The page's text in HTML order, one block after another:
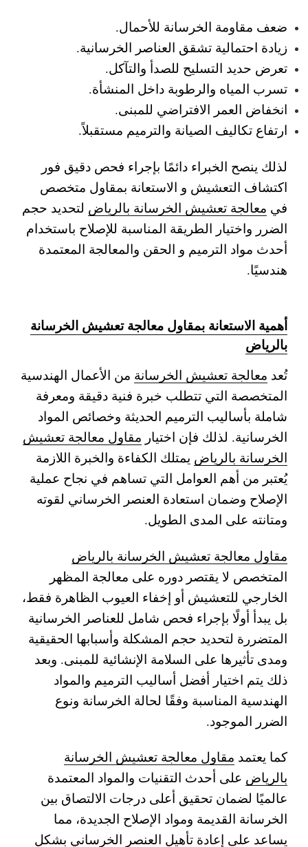
ضعف مقاومة الخرسانة للأحمال.
زيادة احتمالية تشقق العناصر الخرسانية.
تعرض حديد التسليح للصدأ والتآكل.
تسرب المياه والرطوبة داخل المنشأة.
انخفاض العمر الافتراضي للمبنى.
ارتفاع تكاليف الصيانة والترميم مستقبلاً.
لذلك ينصح الخبراء دائمًا بإجراء فحص دقيق فور
اكتشاف التعشيش و الاستعانة بمقاول متخصص
في معالجة تعشيش الخرسانة بالرياض لتحديد حجم
الضرر واختيار الطريقة المناسبة للإصلاح باستخدام
أحدث مواد الترميم و الحقن والمعالجة المعتمدة
هندسيًا.
أهمية الاستعانة بمقاول معالجة تعشيش الخرسانة
بالرياض
تُعد معالجة تعشيش الخرسانة من الأعمال الهندسية
المتخصصة التي تتطلب خبرة فنية دقيقة ومعرفة
شاملة بأساليب الترميم الحديثة وخصائص المواد
الخرسانية. لذلك فإن اختيار مقاول معالجة تعشيش
الخرسانة بالرياض يمتلك الكفاءة والخبرة اللازمة
يُعتبر من أهم العوامل التي تساهم في نجاح عملية
الإصلاح وضمان استعادة العنصر الخرساني لقوته
ومتانته على المدى الطويل.
مقاول معالجة تعشيش الخرسانة بالرياض
المتخصص لا يقتصر دوره على معالجة المظهر
الخارجي للتعشيش أو إخفاء العيوب الظاهرة فقط،
بل يبدأ أولًا بإجراء فحص شامل للعناصر الخرسانية
المتضررة لتحديد حجم المشكلة وأسبابها الحقيقية
ومدى تأثيرها على السلامة الإنشائية للمبنى. وبعد
ذلك يتم اختيار أفضل أساليب الترميم والمواد
الهندسية المناسبة وفقًا لحالة الخرسانة ونوع
الضرر الموجود.
كما يعتمد مقاول معالجة تعشيش الخرسانة
بالرياض على أحدث التقنيات والمواد المعتمدة
عالميًا لضمان تحقيق أعلى درجات الالتصاق بين
الخرسانة القديمة ومواد الإصلاح الجديدة، مما
يساعد على إعادة تأهيل العنصر الخرساني بشكل